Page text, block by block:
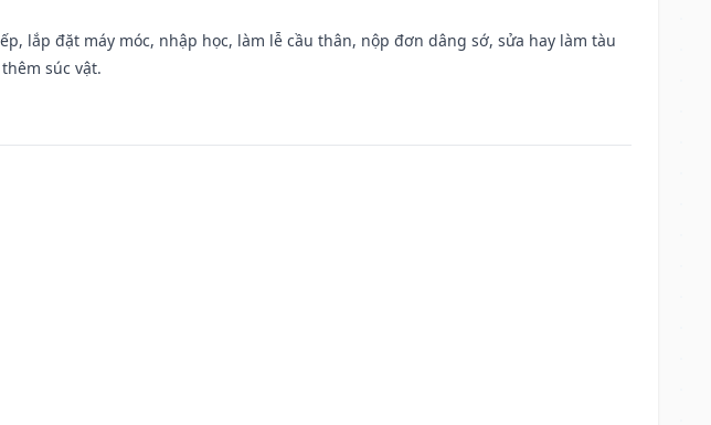
lắp đặt máy móc, nhập học, làm lễ cầu thân, nộp đơn dâng sớ, sửa hay làm tàu
súc vật.